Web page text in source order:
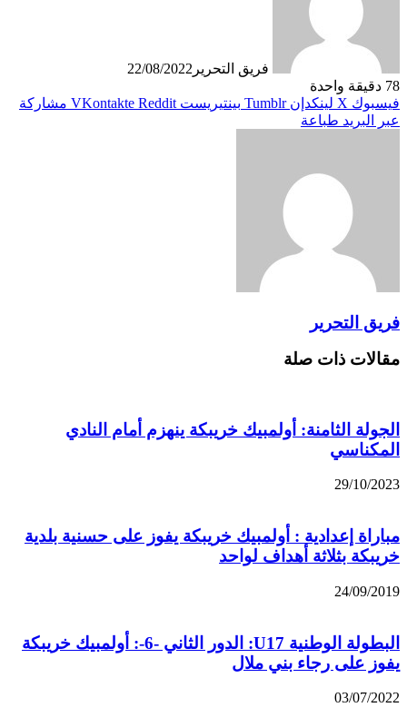
فريق التحرير 22/08/2022
78 دقيقة واحدة
فيسبوك X لينكدإن بينتيريست
مشاركة
عبر البريد طباعة
فريق التحرير
مقالات ذات صلة
الجولة الثامنة: أولمبيك خريبكة ينهزم أمام النادي
المكناسي
29/10/2023
مباراة إعدادية : أولمبيك خريبكة يفوز على حسنية بلدية
خريبكة بثلاثة أهداف لواحد
24/09/2019
البطولة الوطنية U17: الدور الثاني -6-: أولمبيك خريبكة
يفوز على رجاء بني ملال
03/07/2022